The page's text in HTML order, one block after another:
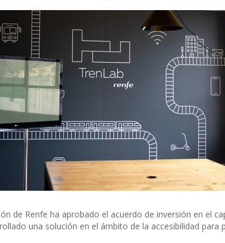
de Renfe ha aprobado el acuerdo de inversión en el
una solución en el ámbito de la accesibilidad